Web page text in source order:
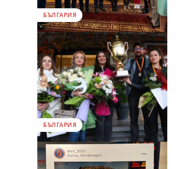
БЪЛГАРИЯ
БЪЛГАРИЯ